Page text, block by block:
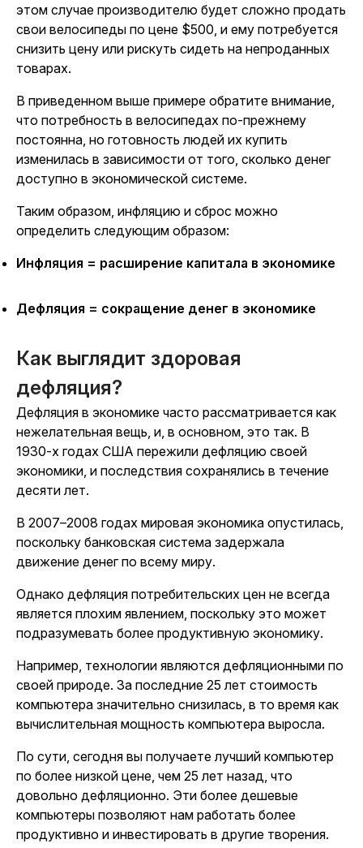
этом случае производителю будет сложно продать
свои велосипеды по цене $500, и ему потребуется
снизить цену или рискуть сидеть на непроданных
товарах.
В приведенном выше примере обратите внимание,
что потребность в велосипедах по-прежнему
постоянна, но готовность людей их купить
изменилась в зависимости от того, сколько денег
доступно в экономической системе.
Таким образом, инфляцию и сброс можно
определить следующим образом:
Инфляция = расширение капитала в экономике
Дефляция = сокращение денег в экономике
Как выглядит здоровая
дефляция?
Дефляция в экономике часто рассматривается как
нежелательная вещь, и, в основном, это так. В
1930-х годах США пережили дефляцию своей
экономики, и последствия сохранялись в течение
десяти лет.
В 2007–2008 годах мировая экономика опустилась,
поскольку банковская система задержала
движение денег по всему миру.
Однако дефляция потребительских цен не всегда
является плохим явлением, поскольку это может
подразумевать более продуктивную экономику.
Например, технологии являются дефляционными по
своей природе. За последние 25 лет стоимость
компьютера значительно снизилась, в то время как
вычислительная мощность компьютера выросла.
По сути, сегодня вы получаете лучший компьютер
по более низкой цене, чем 25 лет назад, что
довольно дефляционно. Эти более дешевые
компьютеры позволяют нам работать более
продуктивно и инвестировать в другие творения.